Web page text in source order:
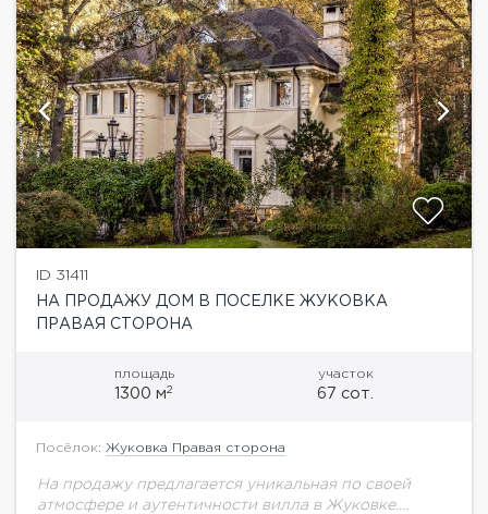
ID 31411
НА ПРОДАЖУ ДОМ В ПОСЕЛКЕ ЖУКОВКА
ПРАВАЯ СТОРОНА
площадь
1300 м2
участок
67 сот.
Посёлок: Жуковка Правая сторона
На продажу предлагается уникальная по своей
атмосфере и аутентичности вилла в Жуковке.